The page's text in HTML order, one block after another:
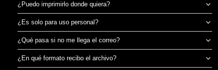
¿Puedo imprimirlo donde quiera?
Sí, el archivo es tuyo para imprimir en el taller de DTF o sublimación
que prefieras. No estamos ligados a una imprenta específica.
¿Es solo para uso personal?
Puedes usarlo para camisetas propias o para vender productos
físicos ya impresos. No está permitido revender o redistribuir el
archivo digital en sí.
¿Qué pasa si no me llega el correo?
Revisa spam o promociones primero. Si aún así no aparece en 30
minutos, escríbenos por el chat de la tienda y te lo reenviamos al
¿En qué formato recibo el archivo?